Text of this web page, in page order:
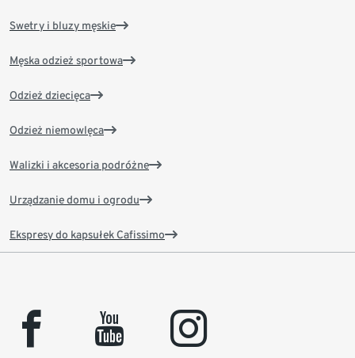
Swetry i bluzy męskie
Męska odzież sportowa
Odzież dziecięca
Odzież niemowlęca
Walizki i akcesoria podróżne
Urządzanie domu i ogrodu
Ekspresy do kapsułek Cafissimo
facebook youtube instagram